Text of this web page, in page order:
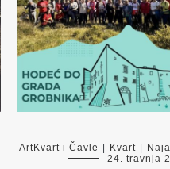
ArtKvart i Čavle Kvart
24. travnja